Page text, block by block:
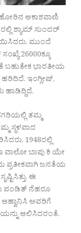
ಆಕಾಶವಾಣಿ
ಶ್ಯಾಮ್ ಸುಂದರ್
ಮುಂದೆ
26000ಕ್ಕೂ
ಬಹುತೇಕ ಭಾರತೀಯ
ಇಂಗ್ಲೀಷ್,
ಹಾಡಿದ್ದಿದೆ.
ತಮ್ಮ
ಸ್ಥಳವಾದ
1948ರಲ್ಲಿ
ಬಾಪು ಕಿ ಯೇ
ಪ್ರತೀಕವಾಗಿ ಜನತೆಯ
ಈ
ಪಂಡಿತ್ ನೆಹರೂ
ಅವರಿಗೆ
ಆಲಿಸಿದರಂತೆ.